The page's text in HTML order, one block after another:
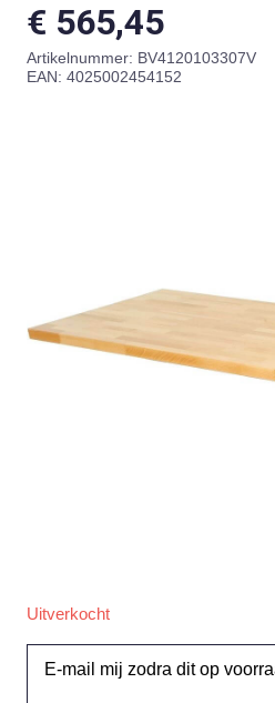
€ 565,45
Artikelnummer: BV4120103307V
EAN: 4025002454152
Uitverkocht
E-mail mij zodra dit op